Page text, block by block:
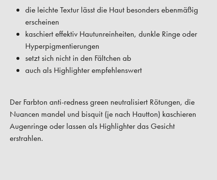
die leichte Textur lässt die Haut besonders ebenmäßig
erscheinen
kaschiert effektiv Hautunreinheiten, dunkle Ringe oder
Hyperpigmentierungen
setzt sich nicht in den Fältchen ab
auch als Highlighter empfehlenswert
Der Farbton anti-redness green neutralisiert Rötungen, die
Nuancen mandel und bisquit (je nach Hautton) kaschieren
Augenringe oder lassen als Highlighter das Gesicht
erstrahlen.